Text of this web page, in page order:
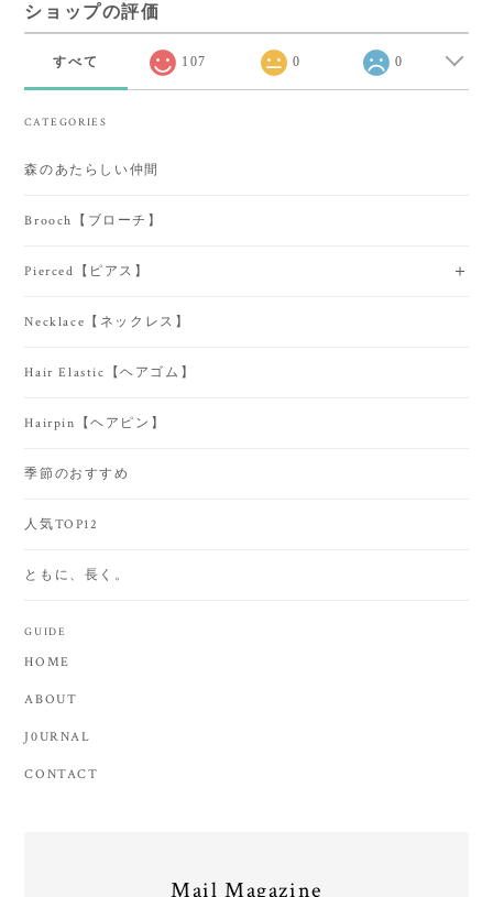
ショップの評価
すべて 107 0 0
CATEGORIES
森のあたらしい仲間
Brooch【ブローチ】
Pierced【ピアス】
Necklace【ネックレス】
Hair Elastic【ヘアゴム】
Hairpin【ヘアピン】
季節のおすすめ
人気TOP12
ともに、長く。
GUIDE
HOME
ABOUT
J0URNAL
CONTACT
Mail Magazine